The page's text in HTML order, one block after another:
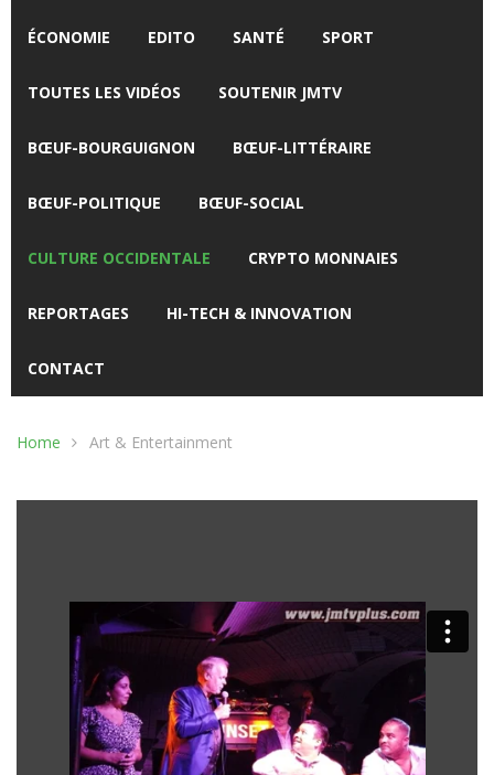
ÉCONOMIE EDITO SANTÉ SPORT
TOUTES LES VIDÉOS SOUTENIR JMTV
BŒUF-BOURGUIGNON BŒUF-LITTÉRAIRE
BŒUF-POLITIQUE BŒUF-SOCIAL
CULTURE OCCIDENTALE CRYPTO MONNAIES
REPORTAGES HI-TECH & INNOVATION
CONTACT
Home Art & Entertainment